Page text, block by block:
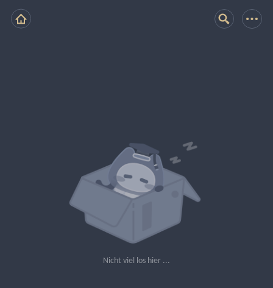
Nicht viel los hier ...